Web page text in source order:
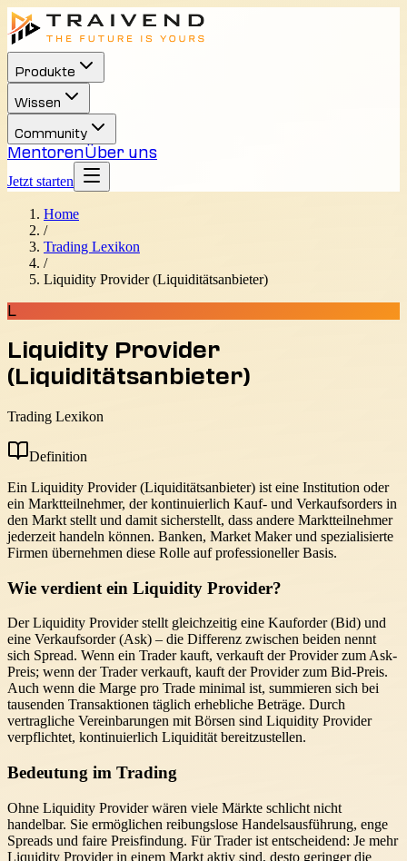
Produkte
Wissen
Community
MentorenÜber uns
Jetzt starten
Home
/
Trading Lexikon
/
Liquidity Provider (Liquiditätsanbieter)
Liquidity Provider
(Liquiditätsanbieter)
Trading Lexikon
Definition
Ein Liquidity Provider (Liquiditätsanbieter) ist eine Institution oder
ein Marktteilnehmer, der kontinuierlich Kauf- und Verkaufsorders in
den Markt stellt und damit sicherstellt, dass andere Marktteilnehmer
jederzeit handeln können. Banken, Market Maker und spezialisierte
Firmen übernehmen diese Rolle auf professioneller Basis.
Wie verdient ein Liquidity Provider?
Der Liquidity Provider stellt gleichzeitig eine Kauforder (Bid) und
eine Verkaufsorder (Ask) – die Differenz zwischen beiden nennt
sich Spread. Wenn ein Trader kauft, verkauft der Provider zum Ask-
Preis; wenn der Trader verkauft, kauft der Provider zum Bid-Preis.
Auch wenn die Marge pro Trade minimal ist, summieren sich bei
tausenden Transaktionen täglich erhebliche Beträge. Durch
vertragliche Vereinbarungen mit Börsen sind Liquidity Provider
verpflichtet, kontinuierlich Liquidität bereitzustellen.
Bedeutung im Trading
Ohne Liquidity Provider wären viele Märkte schlicht nicht
handelbar. Sie ermöglichen reibungslose Handelsausführung, enge
Spreads und faire Preisfindung. Für Trader ist entscheidend: Je mehr
Liquidity Provider in einem Markt aktiv sind, desto geringer die